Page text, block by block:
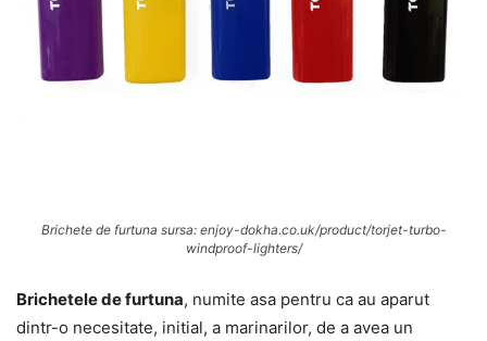
Brichete de furtuna sursa: enjoy-dokha.co.uk/product/torjet-turbo-
windproof-lighters/
Brichetele de furtuna, numite asa pentru ca au aparut
dintr-o necesitate, initial, a marinarilor, de a avea un